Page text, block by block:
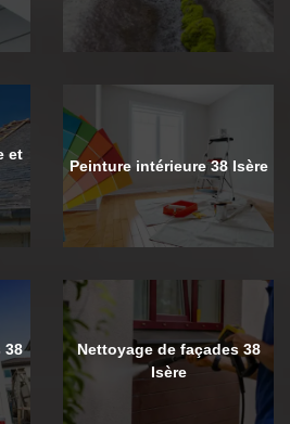
et
Peinture intérieure 38 Isère
38
Nettoyage de façades 38
Isère